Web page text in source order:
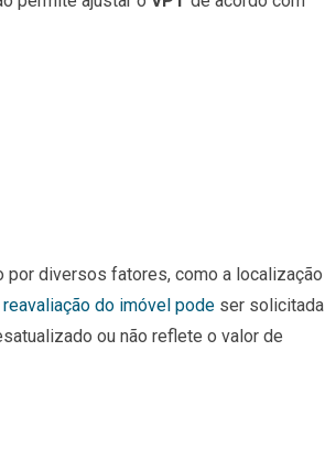
por diversos fatores, como a localização
reavaliação do imóvel pode ser solicitada
ou não reflete o valor de